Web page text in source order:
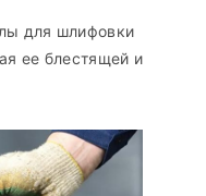
для шлифовки
ее блестящей и